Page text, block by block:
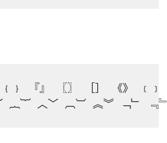
﹛﹜ 『』 〖〗 ［］ 《》
︷︸ ︿﹀ ︹︺ ︽︾ ﹁﹂